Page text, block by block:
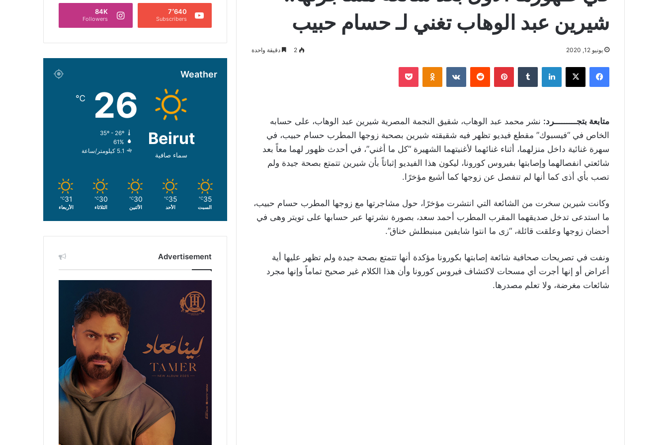
شيرين عبد الوهاب تغني لـ حسام حبيب
يونيو 12, 2020 2 دقيقة واحدة
فيسبوك ‫X لينكدإن بينتيريست Odnoklassniki
‫Pocket
متابعة بتجـــــــــرد: نشر محمد عبد الوهاب، شقيق النجمة المصرية شيرين عبد الوهاب، على حسابه
الخاص في “فيسبوك” مقطع فيديو تظهر فيه شقيقته شيرين بصحبة زوجها المطرب حسام حبيب، في
سهرة غنائية داخل منزلهما، أثناء غنائهما لأغنيتهما الشهيرة “كل ما أغني”، في أحدث ظهور لهما معاً بعد
شائعتي انفصالهما وإصابتها بفيروس كورونا، ليكون هذا الفيديو إثباتاً بأن شيرين تتمتع بصحة جيدة ولم
تصب بأي أذى كما أنها لم تنفصل عن زوجها كما أشيع مؤخرًا.
وكانت شيرين سخرت من الشائعة التي انتشرت مؤخرًا، حول مشاجرتها مع زوجها المطرب حسام حبيب،
ما استدعى تدخل صديقهما المقرب المطرب أحمد سعد، بصورة نشرتها عبر حسابها على تويتر وهى في
أحضان زوجها وعلقت قائلة، “زى ما انتوا شايفين مبنبطلش خناق”.
ونفت في تصريحات صحافية شائعة إصابتها بكورونا مؤكدة أنها تتمتع بصحة جيدة ولم تظهر عليها أية
أعراض أو إنها أجرت أي مسحات لاكتشاف فيروس كورونا وأن هذا الكلام غير صحيح تماماً وإنها مجرد
شائعات مغرضة، ولا تعلم مصدرها.
7٬640
Subscribers
84K
Followers
Weather
Beirut
سماء صافية
26
℃
35º - 26º
61%
5.1 كيلومتر/ساعة
35
℃
السبت
35
℃
الأحد
30
℃
الأثنين
30
℃
الثلاثاء
31
℃
الأربعاء
Advertisement